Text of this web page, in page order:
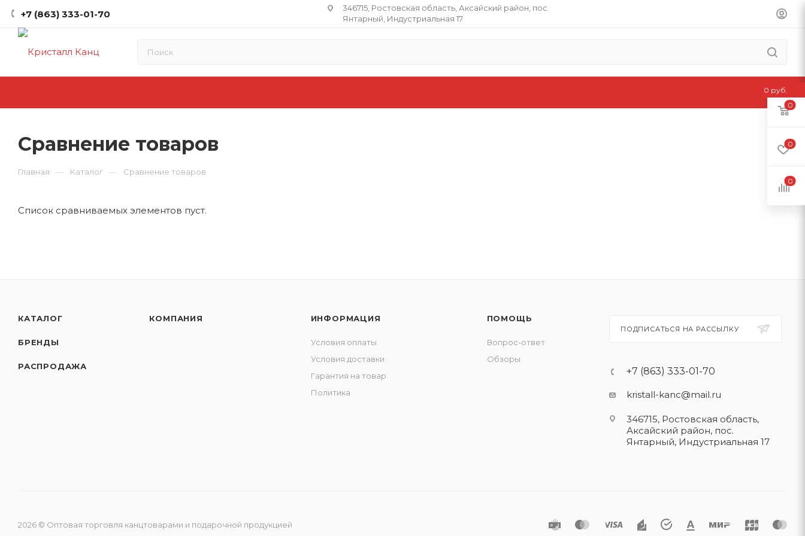
+7 (863) 333-01-70
346715, Ростовская область​, Аксайский район, пос.
Янтарный, Индустриальная 17
Сравнение товаров
Главная — Каталог — Сравнение товаров
Список сравниваемых элементов пуст.
КАТАЛОГ
БРЕНДЫ
РАСПРОДАЖА
КОМПАНИЯ ИНФОРМАЦИЯ
Условия оплаты
Условия доставки
Гарантия на товар
Политика
ПОМОЩЬ
Вопрос-ответ
Обзоры
ПОДПИСАТЬСЯ НА РАССЫЛКУ
+7 (863) 333-01-70
kristall-kanc@mail.ru
346715, Ростовская область​,
Аксайский район, пос.
Янтарный, Индустриальная 17
2026 © Оптовая торговля канцтоварами и подарочной продукцией
0
0
0
0 руб.